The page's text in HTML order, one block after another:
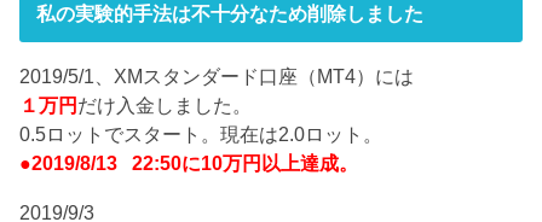
私の実験的手法は不十分なため削除しました
2019/5/1、XMスタンダード口座（MT4）には
１万円 だけ入金しました。
0.5ロットでスタート。現在は2.0ロット。
●2019/8/13 22:50に10万円以上達成。
2019/9/3